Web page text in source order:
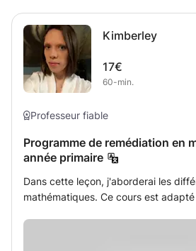
Kimberley
17€
60-min.
Professeur fiable
Programme de remédiation en
année primaire
Dans cette leçon, j'aborderai les
mathématiques. Ce cours est